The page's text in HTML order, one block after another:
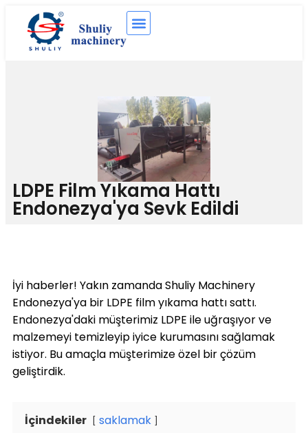
LDPE Film Yıkama Hattı
Endonezya'ya Sevk Edildi
İyi haberler! Yakın zamanda Shuliy Machinery
Endonezya'ya bir LDPE film yıkama hattı sattı.
Endonezya'daki müşterimiz LDPE ile uğraşıyor ve
malzemeyi temizleyip iyice kurumasını sağlamak
istiyor. Bu amaçla müşterimize özel bir çözüm
geliştirdik.
İçindekiler
saklamak